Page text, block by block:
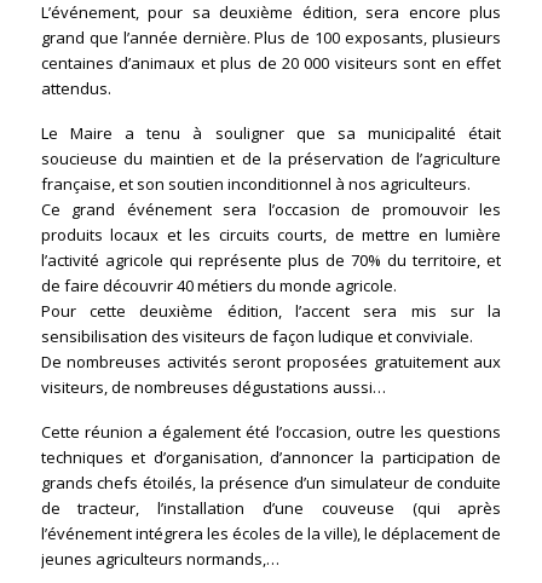
L’événement, pour sa deuxième édition, sera encore plus
grand que l’année dernière. Plus de 100 exposants, plusieurs
centaines d’animaux et plus de 20 000 visiteurs sont en effet
attendus.
Le Maire a tenu à souligner que sa municipalité était
soucieuse du maintien et de la préservation de l’agriculture
française, et son soutien inconditionnel à nos agriculteurs.
Ce grand événement sera l’occasion de promouvoir les
produits locaux et les circuits courts, de mettre en lumière
l’activité agricole qui représente plus de 70% du territoire, et
de faire découvrir 40 métiers du monde agricole.
Pour cette deuxième édition, l’accent sera mis sur la
sensibilisation des visiteurs de façon ludique et conviviale.
De nombreuses activités seront proposées gratuitement aux
visiteurs, de nombreuses dégustations aussi…
Cette réunion a également été l’occasion, outre les questions
techniques et d’organisation, d’annoncer la participation de
grands chefs étoilés, la présence d’un simulateur de conduite
de tracteur, l’installation d’une couveuse (qui après
l’événement intégrera les écoles de la ville), le déplacement de
jeunes agriculteurs normands,…